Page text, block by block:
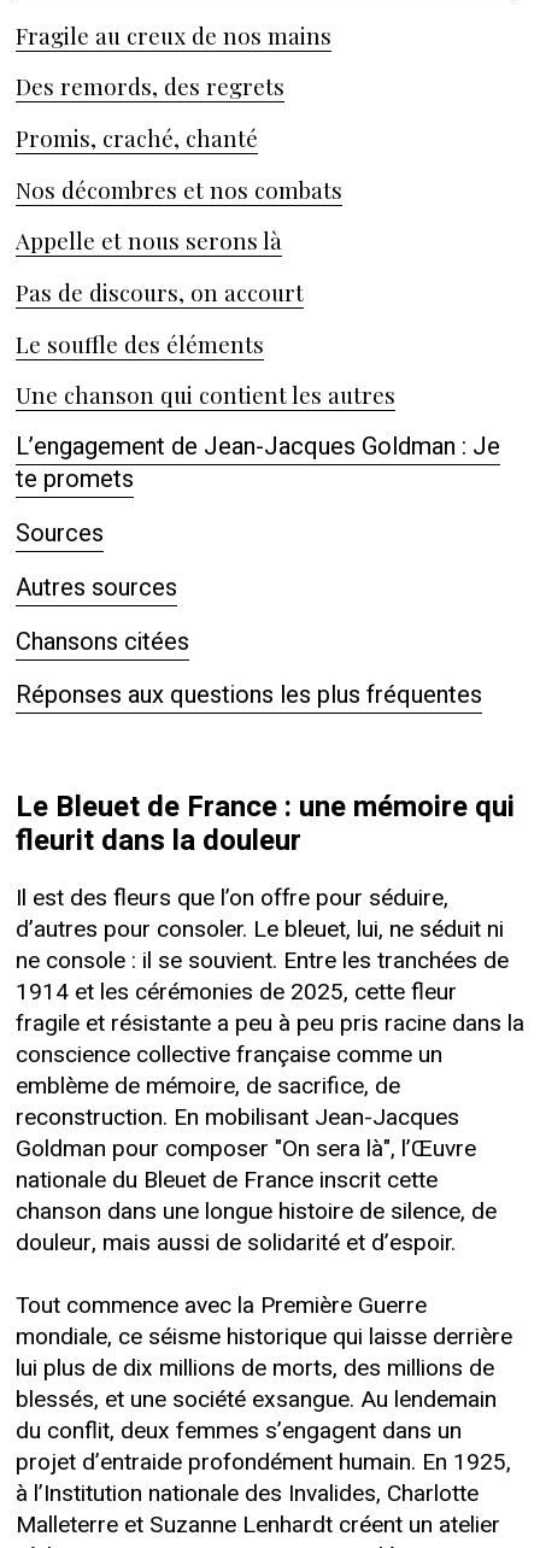
Fragile au creux de nos mains
Des remords, des regrets
Promis, craché, chanté
Nos décombres et nos combats
Appelle et nous serons là
Pas de discours, on accourt
Le souffle des éléments
Une chanson qui contient les autres
L’engagement de Jean-Jacques Goldman : Je
te promets
Sources
Autres sources
Chansons citées
Réponses aux questions les plus fréquentes
Le Bleuet de France : une mémoire qui
fleurit dans la douleur
Il est des fleurs que l’on offre pour séduire,
d’autres pour consoler. Le bleuet, lui, ne séduit ni
ne console : il se souvient. Entre les tranchées de
1914 et les cérémonies de 2025, cette fleur
fragile et résistante a peu à peu pris racine dans la
conscience collective française comme un
emblème de mémoire, de sacrifice, de
reconstruction. En mobilisant Jean-Jacques
Goldman pour composer "On sera là", l’Œuvre
nationale du Bleuet de France inscrit cette
chanson dans une longue histoire de silence, de
douleur, mais aussi de solidarité et d’espoir.
Tout commence avec la Première Guerre
mondiale, ce séisme historique qui laisse derrière
lui plus de dix millions de morts, des millions de
blessés, et une société exsangue. Au lendemain
du conflit, deux femmes s’engagent dans un
projet d’entraide profondément humain. En 1925,
à l’Institution nationale des Invalides, Charlotte
Malleterre et Suzanne Lenhardt créent un atelier